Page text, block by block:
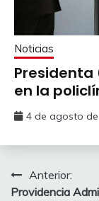
Noticias
Presidenta
en la
4 de agosto
Anterior:
Providencia